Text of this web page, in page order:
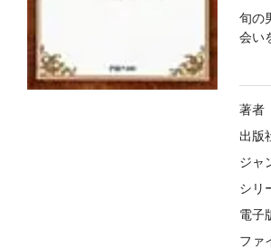
旬の
会い
ら
著者
出版
ジャ
シリ
電子
ファ